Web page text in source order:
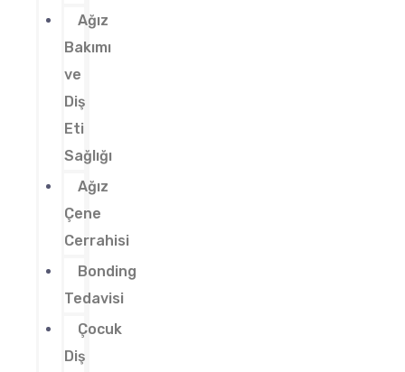
Ağız
Bakımı
ve
Diş
Eti
Sağlığı
Ağız
Çene
Cerrahisi
Bonding
Tedavisi
Çocuk
Diş